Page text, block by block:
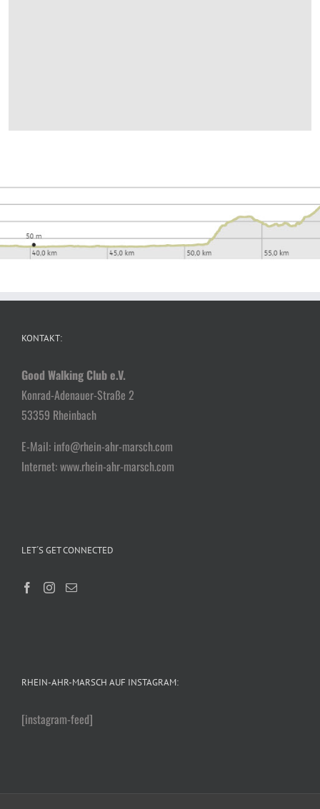
KONTAKT:
Good Walking Club e.V.
Konrad-Adenauer-Straße 2
53359 Rheinbach
E-Mail: info@rhein-ahr-marsch.com
Internet: www.rhein-ahr-marsch.com
LET´S GET CONNECTED
RHEIN-AHR-MARSCH AUF INSTAGRAM:
[instagram-feed]